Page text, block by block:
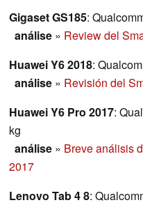
Gigaset GS185:
análise » Review del
Huawei Y6 2018:
análise » Revisión del
Huawei Y6 Pro 2017:
kg
análise » Breve análisis
2017
Lenovo Tab 4 8: